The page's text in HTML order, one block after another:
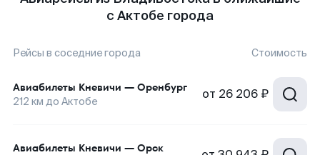
с Актобе города
Рейсы в соседние города Стоимость
Авиабилеты Кневичи — Оренбург
212 км до Актобе от 26 206 ₽
Авиабилеты Кневичи — Орск